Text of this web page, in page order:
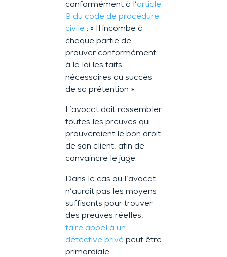
conformément à l’article
9 du code de procédure
civile : « Il incombe à
chaque partie de
prouver conformément
à la loi les faits
nécessaires au succès
de sa prétention ».
L’avocat doit rassembler
toutes les preuves qui
prouveraient le bon droit
de son client, afin de
convaincre le juge.
Dans le cas où l’avocat
n’aurait pas les moyens
suffisants pour trouver
des preuves réelles,
faire appel à un
détective privé peut être
primordiale.